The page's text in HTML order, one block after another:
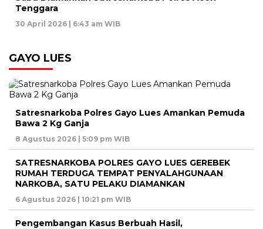
Tenggara
30 April 2026 | 6:43 am WIB
GAYO LUES
Satresnarkoba Polres Gayo Lues Amankan Pemuda
Bawa 2 Kg Ganja
8 Agustus 2026 | 5:09 pm WIB
SATRESNARKOBA POLRES GAYO LUES GEREBEK
RUMAH TERDUGA TEMPAT PENYALAHGUNAAN
NARKOBA, SATU PELAKU DIAMANKAN
6 Agustus 2026 | 10:21 pm WIB
Pengembangan Kasus Berbuah Hasil,